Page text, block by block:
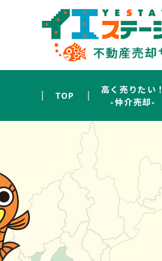
TOP
高く売りたい！
-仲介売却-